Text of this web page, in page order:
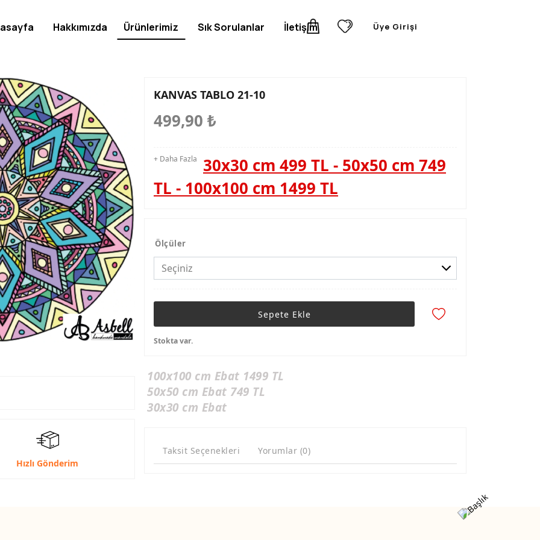
Hızlı Gönderim
KANVAS TABLO 21-10
499,90 ₺
+ Daha Fazla
30x30 cm 499 TL - 50x50 cm 749
TL - 100x100 cm 1499 TL
Ölçüler
Sepete Ekle
Stokta var.
100x100 cm Ebat 1499 TL
50x50 cm Ebat 749 TL
30x30 cm Ebat
Taksit Seçenekleri Yorumlar (0)
Hakkımızda Ürünlerimiz Sık Sorulanlar İletişim Üye Girişi